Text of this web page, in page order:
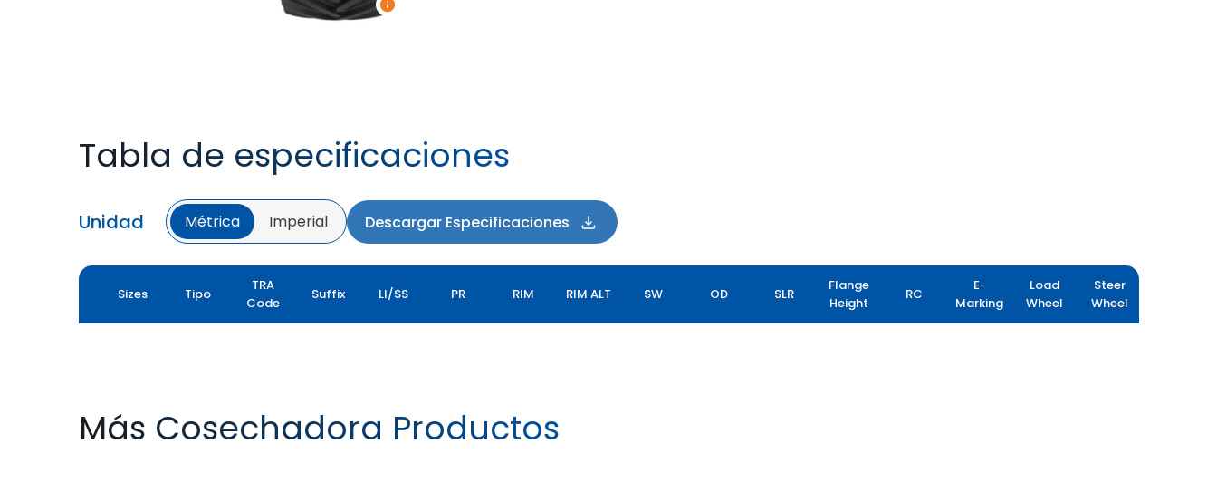
Tabla de especificaciones
Unidad Métrica Imperial Descargar Especificaciones
Sizes Tipo
TRA
Code
Suffix LI/SS PR RIM RIM ALT SW OD SLR
Flange
Height
RC
E-
Marking
Load
Wheel
Steer
Wheel
Más Cosechadora Productos